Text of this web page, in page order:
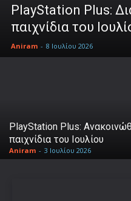
PlayStation Plus:
παιχνίδια του
Aniram - 8 Ιουλίου 2026
PlayStation Plus:
παιχνίδια του Ιουλίου
Aniram - 3 Ιουλίου 2026